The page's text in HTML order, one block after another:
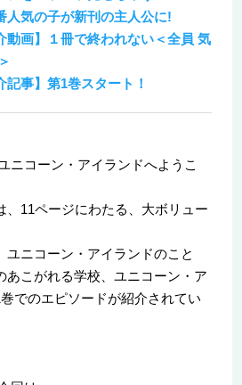
人気の子が新刊の主人公に!
動画】１冊で終われない＜全員 気
記事】第1巻スタート！
ニコーン・アイランドへようこ
、11ページにわたる、大ボリュー
ユニコーン・アイランドのこと
あこがれる学校、ユニコーン・ア
でのエピソードが紹介されてい